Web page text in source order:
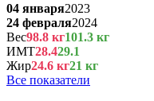
04 января2023
24 февраля2024
Вес98.8 кг101.3 кг
ИМТ28.429.1
Жир24.6 кг21 кг
Все показатели